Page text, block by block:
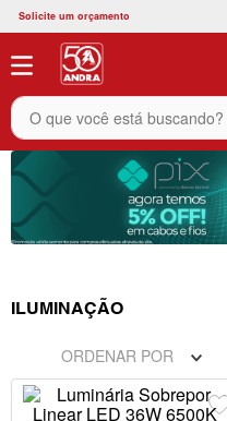
Solicite um orçamento
O que você está buscando?
ILUMINAÇÃO
ORDENAR POR